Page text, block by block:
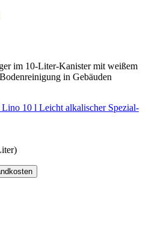
10 l Leicht alkalischer Spezial-